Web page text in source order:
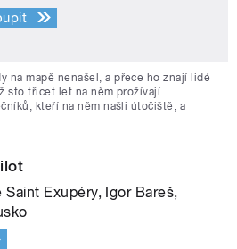
na mapě nenašel, a přece ho znají lidé
sto třicet let na něm prožívají
kteří na něm našli útočiště, a
Saint Exupéry, Igor Bareš,